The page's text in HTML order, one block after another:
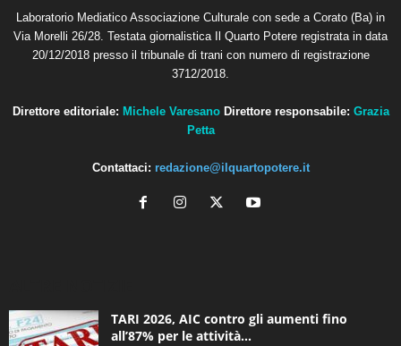
Laboratorio Mediatico Associazione Culturale con sede a Corato (Ba) in
Via Morelli 26/28. Testata giornalistica Il Quarto Potere registrata in data
20/12/2018 presso il tribunale di trani con numero di registrazione
3712/2018.
Direttore editoriale: Michele Varesano Direttore responsabile: Grazia
Petta
Contattaci: redazione@ilquartopotere.it
TARI 2026, AIC contro gli aumenti fino
all’87% per le attività...